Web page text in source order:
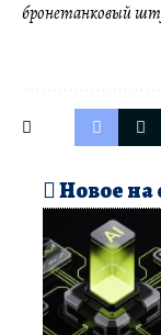
бронетанковый
Новое на